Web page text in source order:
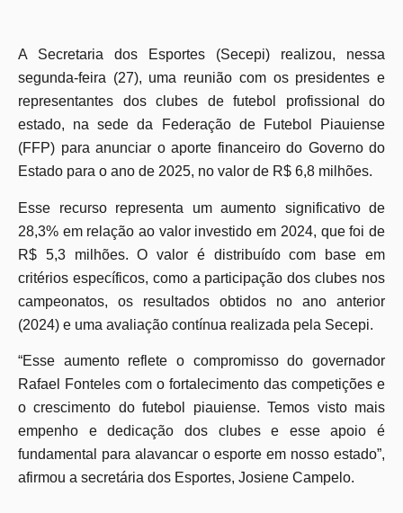
A Secretaria dos Esportes (Secepi) realizou, nessa
segunda-feira (27), uma reunião com os presidentes e
representantes dos clubes de futebol profissional do
estado, na sede da Federação de Futebol Piauiense
(FFP) para anunciar o aporte financeiro do Governo do
Estado para o ano de 2025, no valor de R$ 6,8 milhões.
Esse recurso representa um aumento significativo de
28,3% em relação ao valor investido em 2024, que foi de
R$ 5,3 milhões. O valor é distribuído com base em
critérios específicos, como a participação dos clubes nos
campeonatos, os resultados obtidos no ano anterior
(2024) e uma avaliação contínua realizada pela Secepi.
“Esse aumento reflete o compromisso do governador
Rafael Fonteles com o fortalecimento das competições e
o crescimento do futebol piauiense. Temos visto mais
empenho e dedicação dos clubes e esse apoio é
fundamental para alavancar o esporte em nosso estado”,
afirmou a secretária dos Esportes, Josiene Campelo.